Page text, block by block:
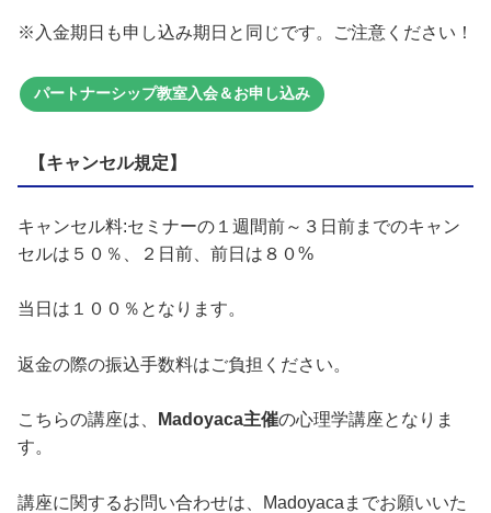
※入金期日も申し込み期日と同じです。ご注意ください！
パートナーシップ教室入会＆お申し込み
【キャンセル規定】
キャンセル料:セミナーの１週間前～３日前までのキャン
セルは５０％、２日前、前日は８０%
当日は１００％となります。
返金の際の振込手数料はご負担ください。
こちらの講座は、 Madoyaca主催の心理学講座となりま
す。
講座に関するお問い合わせは、Madoyacaまでお願いいた